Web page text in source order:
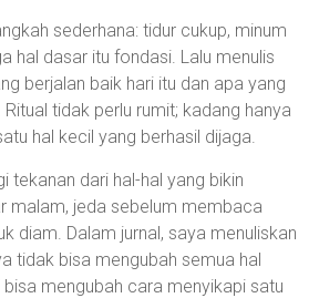
sederhana: tidur cukup, minum
hal dasar itu fondasi. Lalu menulis
berjalan baik hari itu dan apa yang
tidak perlu rumit; kadang hanya
hal kecil yang berhasil dijaga.
tekanan dari hal-hal yang bikin
malam, jeda sebelum membaca
diam. Dalam jurnal, saya menuliskan
tidak bisa mengubah semua hal
mengubah cara menyikapi satu